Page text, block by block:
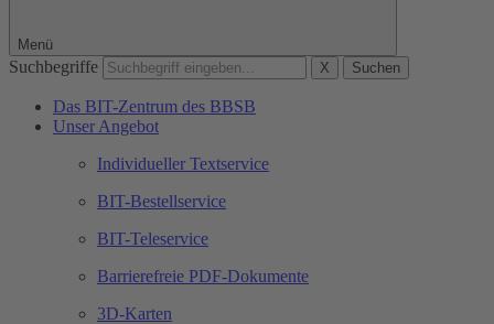
Menü
Suchbegriffe X Suchen
Das BIT-Zentrum des BBSB
Unser Angebot
Individueller Textservice
BIT-Bestellservice
BIT-Teleservice
Barrierefreie PDF-Dokumente
3D-Karten